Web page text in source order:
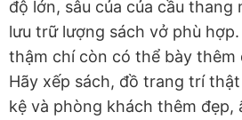
độ lớn, sâu của của cầu thang
lưu trữ lượng sách vở phù
thậm chí còn có thể bày thêm
Hãy xếp sách, đồ trang trí
kệ và phòng khách thêm đẹp,